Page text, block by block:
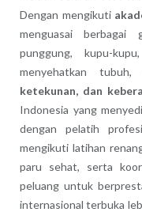
Dengan mengikuti
menguasai berbagai
punggung, kupu-
menyehatkan
ketekunan, dan
Indonesia yang
dengan pelatih
mengikuti latihan
paru sehat, serta
peluang untuk
internasional terbuka